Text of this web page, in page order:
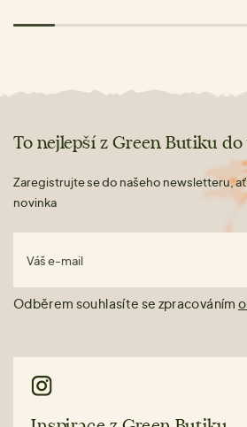
To nejlepší z Green Butiku
Zaregistrujte se do našeho newsletteru, ať
novinka
Váš e-mail
Odběrem souhlasíte se zpracováním